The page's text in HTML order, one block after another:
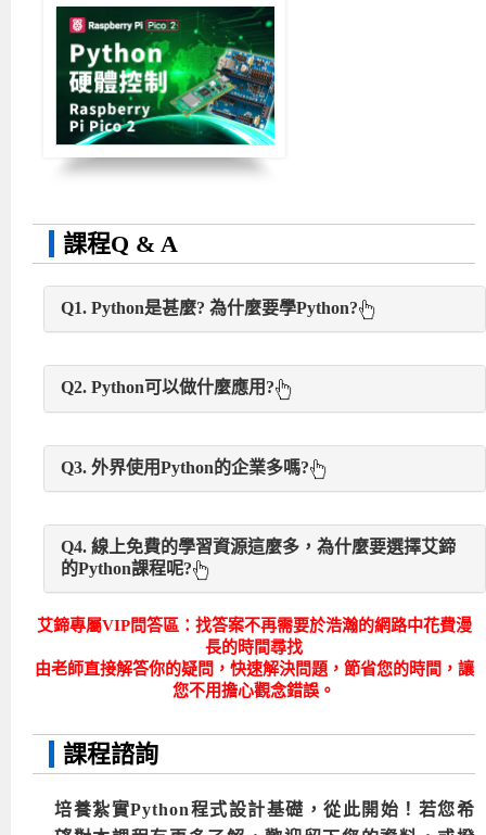
課程Q & A
Q1. Python是甚麼? 為什麼要學Python?
Python程式語言有著程式碼易學、易讀、清晰等特
性，因而被廣泛作為入門程式語言教授，具有跨平台
系統管理都是可以透過 Python 來完成，廣泛用於各類
應用的開發與學習，例如：大數據分析、web、物聯
Q2. Python可以做什麼應用?
大量的第三方函式庫讓處理資料與視覺化的呈現讓
跨界整合變得簡單，比如它可以撰寫Web應用、
票、文本、發票對獎、拍賣、機票比價)、自動練
功外掛、中文斷詞、複利計算、機器學習、數學方
程式、視窗程式或遊戲圖形顯示，資料視覺化或是
使用串列連接模組控制Arduino...等等。且當紅熱
門的創客與自造者(Maker)神器之一的Raspberry Pi
(樹莓派)的應用開發者們，也常用Python做為應用
同的新領域，優雅地創造新事物！懂得Python，您
可以盡情地揮灑自己的創意，創造新的服務或應
用。
Q3. 外界使用Python的企業多嗎?
非常非常多！世界網路龍頭企業 Google 就是
Python 愛好者之一 ，像是Google的搜尋引擎就是
利用Python來建構 ! 其他像是Yahoo!、Spotify 也
都是它的支持者！
Q4. 線上免費的學習資源這麼多，為什麼要選擇艾鍗
的Python課程呢?
當然您可以選擇免費的學習資源，但是學習一個新
技能的過程往往會遇到很多問題，花了許多時間找
解答，找到了，不一定看得懂；更慘的是，找不
艾鍗專屬VIP問答區：找答案不再需要於浩瀚的網路中花費漫
長的時間尋找
由老師直接解答你的疑問，快速解決問題，節省您的時間，讓
您不用擔心觀念錯誤。
課程諮詢
培養紮實Python程式設計基礎，從此開始 ！ 若您希